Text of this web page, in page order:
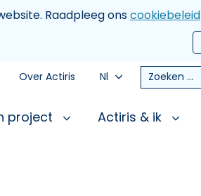
Raadpleeg onscookiebeleid
Over Actiris Nl Zoeken
project Actiris & ik